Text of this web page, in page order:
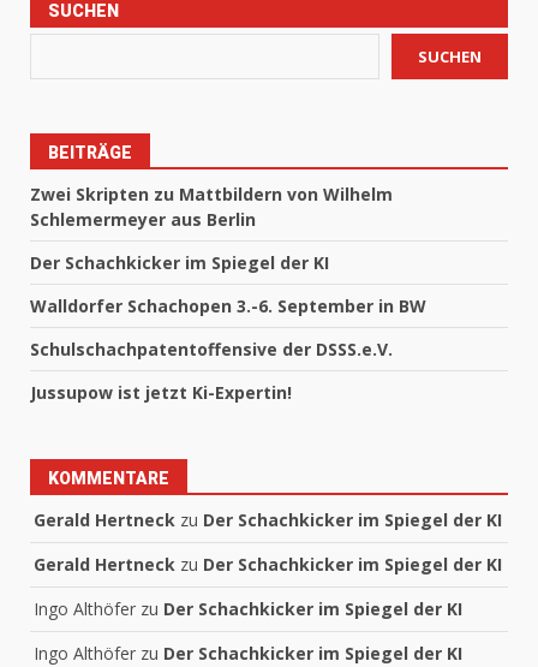
SUCHEN
SUCHEN
BEITRÄGE
Zwei Skripten zu Mattbildern von Wilhelm
Schlemermeyer aus Berlin
Der Schachkicker im Spiegel der KI
Walldorfer Schachopen 3.-6. September in BW
Schulschachpatentoffensive der DSSS.e.V.
Jussupow ist jetzt Ki-Expertin!
KOMMENTARE
Gerald Hertneck zu Der Schachkicker im Spiegel der KI
Gerald Hertneck zu Der Schachkicker im Spiegel der KI
Ingo Althöfer zu Der Schachkicker im Spiegel der KI
Ingo Althöfer zu Der Schachkicker im Spiegel der KI